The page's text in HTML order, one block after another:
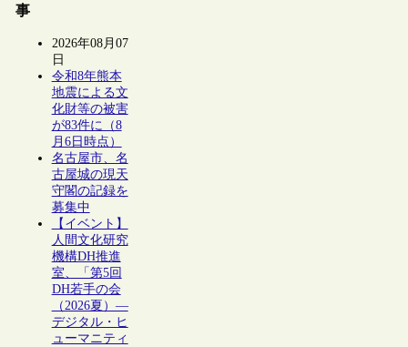
事
2026年08月07
日
令和8年熊本
地震による文
化財等の被害
が83件に（8
月6日時点）
名古屋市、名
古屋城の現天
守閣の記録を
募集中
【イベント】
人間文化研究
機構DH推進
室、「第5回
DH若手の会
（2026夏）―
デジタル・ヒ
ューマニティ